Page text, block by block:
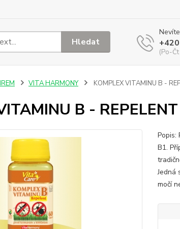
Hledat
(Po-
VITA HARMONY KOMPLEX VITAMINU B -
B -
Popis:
B1.
Jedná
močí